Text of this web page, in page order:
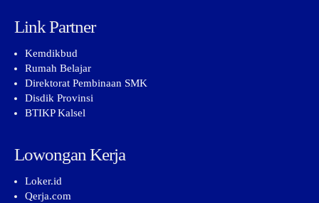
Link Partner
Kemdikbud
Rumah Belajar
Direktorat Pembinaan SMK
Disdik Provinsi
BTIKP Kalsel
Lowongan Kerja
Loker.id
Qerja.com